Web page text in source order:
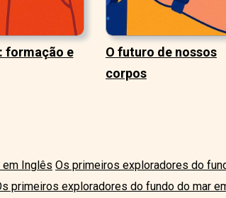
formação e
O futuro de nossos
corpos
Inglês Os primeiros exploradores do
primeiros exploradores do fundo do mar